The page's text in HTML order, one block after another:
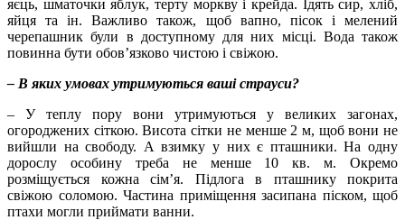
яєць, шматочки яблук, терту моркву і крейда. Їдять сир, хліб,
яйця та ін. Важливо також, щоб вапно, пісок і мелений
черепашник були в доступному для них місці. Вода також
повинна бути обов’язково чистою і свіжою.
– В яких умовах утримуються ваші страуси?
– У теплу пору вони утримуються у великих загонах,
огороджених сіткою. Висота сітки не менше 2 м, щоб вони не
вийшли на свободу. А взимку у них є пташники. На одну
дорослу особину треба не менше 10 кв. м. Окремо
розміщується кожна сім’я. Підлога в пташнику покрита
свіжою соломою. Частина приміщення засипана піском, щоб
птахи могли приймати ванни.